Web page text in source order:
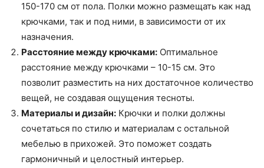
150-170 см от пола. Полки можно размещать как над
крючками, так и под ними, в зависимости от их
назначения.
Расстояние между крючками: Оптимальное
расстояние между крючками – 10-15 см. Это
позволит разместить на них достаточное количество
вещей, не создавая ощущения тесноты.
Материалы и дизайн: Крючки и полки должны
сочетаться по стилю и материалам с остальной
мебелью в прихожей. Это поможет создать
гармоничный и целостный интерьер.